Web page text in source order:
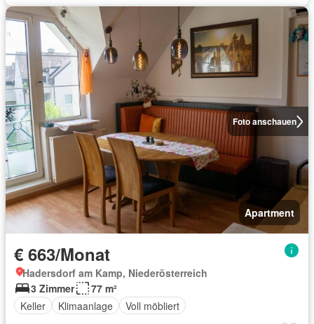
Foto anschauen
Apartment
€ 663/Monat
Hadersdorf am Kamp, Niederösterreich
3 Zimmer
77 m²
Keller
Klimaanlage Voll möbliert